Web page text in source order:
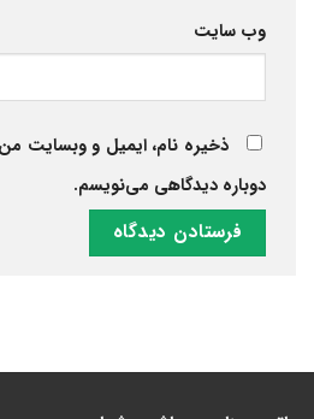
وب‌ سایت
ذخیره نام، ایمیل و وبسایت من
دوباره دیدگاهی می‌نویسم.